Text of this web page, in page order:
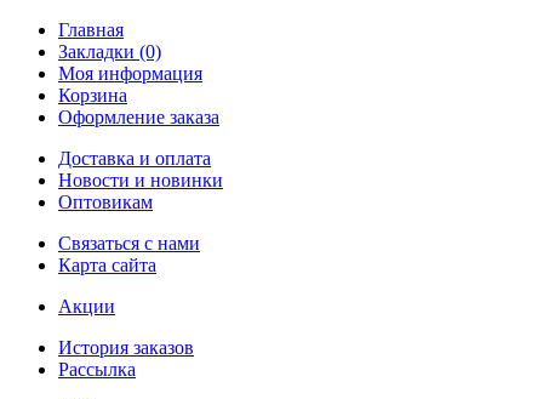
Главная
Закладки (0)
Моя информация
Корзина
Оформление заказа
Доставка и оплата
Новости и новинки
Оптовикам
Связаться с нами
Карта сайта
Акции
История заказов
Рассылка